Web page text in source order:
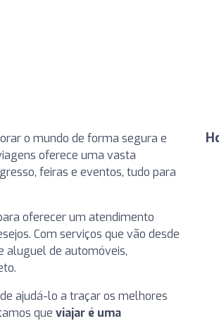
o mundo de forma segura e
oferece uma vasta
feiras e eventos, tudo para
oferecer um atendimento
Com serviços que vão desde
aluguel de automóveis,
ajudá-lo a traçar os melhores
que viajar é uma